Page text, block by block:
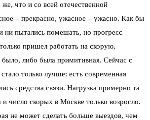
что и со всей отечественной
– прекрасно, ужасное – ужасно. Как бы
ни пытались помешать, но прогресс
пришел работать на скорую,
либо была примитивная. Сейчас с
только лучше: есть современная
средства связи. Нагрузка примерно та
число скорых в Москве только возросло.
не может сделать больше выездов, чем